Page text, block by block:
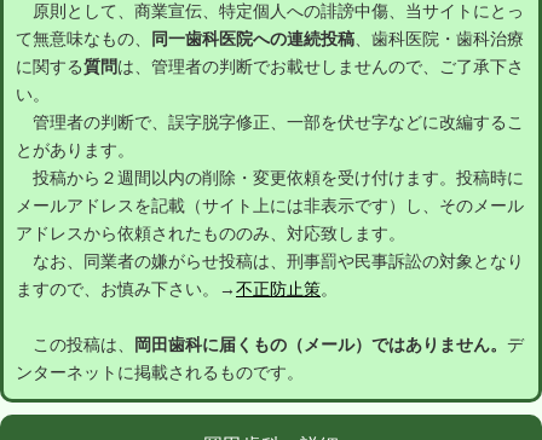
原則として、商業宣伝、特定個人への誹謗中傷、当サイトにとっ
て無意味なもの、
同一歯科医院への連続投稿、歯科医院・歯科治療
に関する質問は、管理者の判断でお載せしませんので、ご了承下さ
い。
管理者の判断で、誤字脱字修正、一部を伏せ字などに改編するこ
とがあります。
投稿から２週間以内の削除・変更依頼を受け付けます。投稿時に
メールアドレスを記載（サイト上には非表示です）し、そのメール
アドレスから依頼されたもののみ、対応致します。
なお、同業者の嫌がらせ投稿は、刑事罰や民事訴訟の対象となり
ますので、お慎み下さい。→不正防止策。
この投稿は、 岡田歯科に届くもの（メール）ではありません。 デ
ンターネットに掲載されるものです。